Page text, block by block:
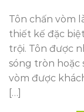
Tôn chấn vòm
thiết kế đặc
trội. Tôn được
sóng tròn hoặc
vòm được
[…]